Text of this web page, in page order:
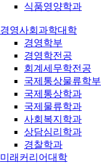
식품영양학과
경영사회과학대학
경영학부
경영학전공
회계세무학전공
국제통상물류학부
국제통상학과
국제물류학과
사회복지학과
상담심리학과
경찰학과
미래커리어대학